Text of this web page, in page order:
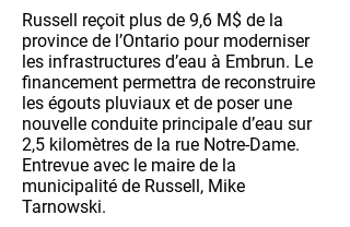
Russell reçoit plus de 9,6 M$ de la
province de l’Ontario pour moderniser
les infrastructures d’eau à Embrun. Le
financement permettra de reconstruire
les égouts pluviaux et de poser une
nouvelle conduite principale d’eau sur
2,5 kilomètres de la rue Notre-Dame.
Entrevue avec le maire de la
municipalité de Russell, Mike
Tarnowski.